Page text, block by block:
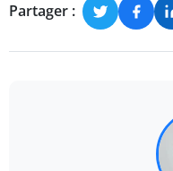
Partager :